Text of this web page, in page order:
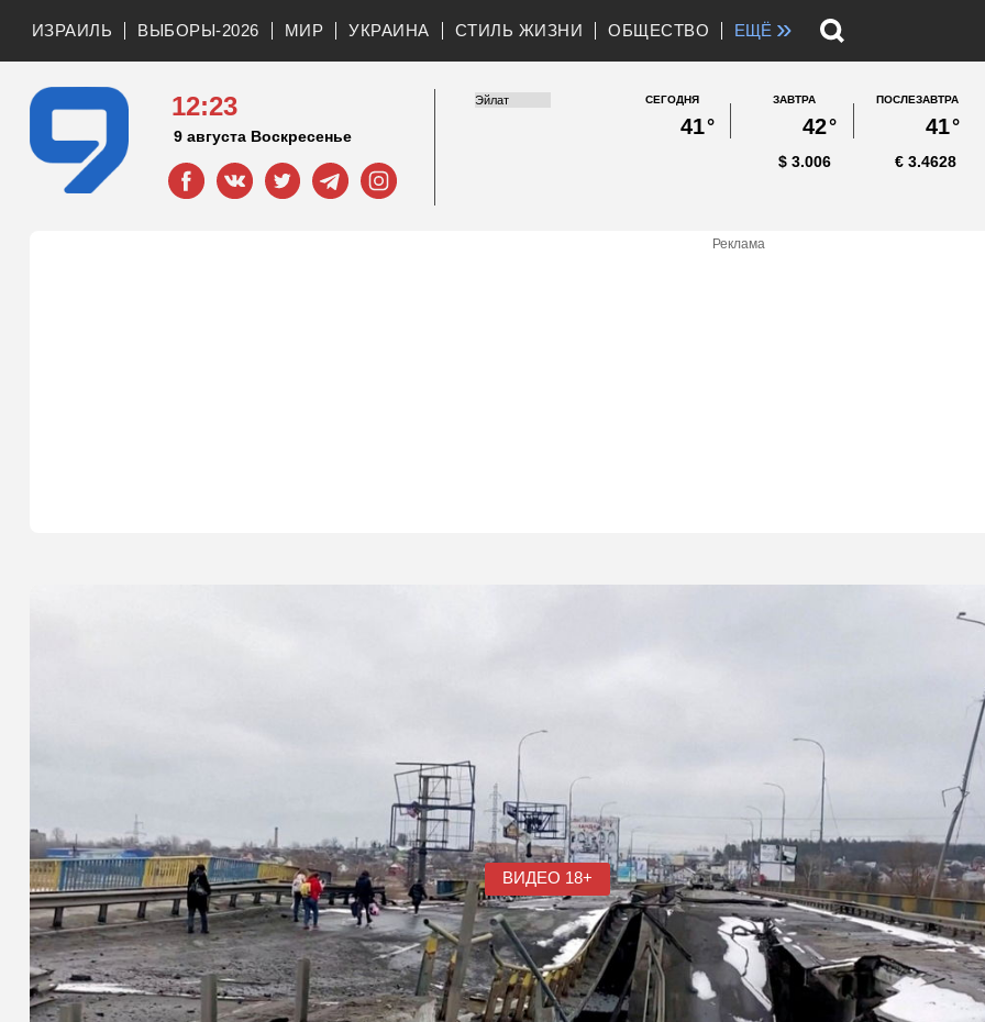
ИЗРАИЛЬ ВЫБОРЫ-2026 МИР УКРАИНА СТИЛЬ ЖИЗНИ ОБЩЕСТВО ЕЩЁ »
12:23
9 августа Воскресенье
СЕГОДНЯ
41°
ЗАВТРА
42°
ПОСЛЕЗАВТРА
41°
3.006
$ 3.4628
€
Реклама
ВИДЕО 18+